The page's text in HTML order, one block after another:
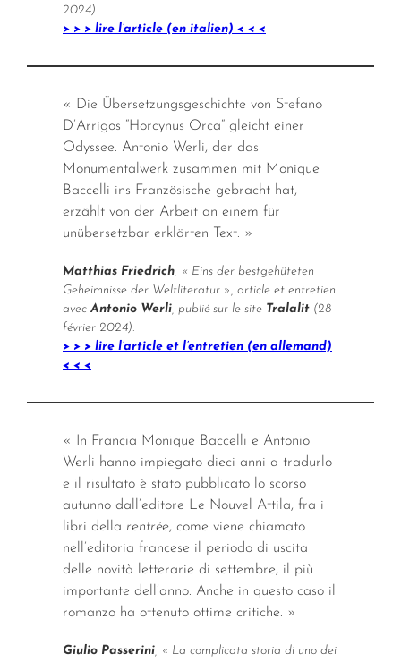
2024).
> > > lire l’article (en italien) < < <
« Die Übersetzungsgeschichte von Stefano
D’Arrigos “Horcynus Orca“ gleicht einer
Odyssee. Antonio Werli, der das
Monumentalwerk zusammen mit Monique
Baccelli ins Französische gebracht hat,
erzählt von der Arbeit an einem für
unübersetzbar erklärten Text. »
Matthias Friedrich, « Eins der bestgehüteten
Geheimnisse der Weltliteratur », article et entretien
avec Antonio Werli, publié sur le site Tralalit (28
février 2024).
> > > lire l’article et l’entretien (en allemand)
< < <
« In Francia Monique Baccelli e Antonio
Werli hanno impiegato dieci anni a tradurlo
e il risultato è stato pubblicato lo scorso
autunno dall’editore Le Nouvel Attila, fra i
libri della rentrée, come viene chiamato
nell’editoria francese il periodo di uscita
delle novità letterarie di settembre, il più
importante dell’anno. Anche in questo caso il
romanzo ha ottenuto ottime critiche. »
Giulio Passerini, « La complicata storia di uno dei